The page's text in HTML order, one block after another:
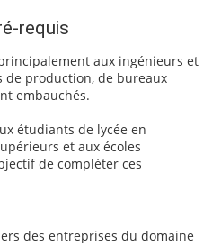
requis
aux ingénieurs et
production, de bureaux
embauchés.
étudiants de lycée en
et aux écoles
de compléter ces
des entreprises du domaine